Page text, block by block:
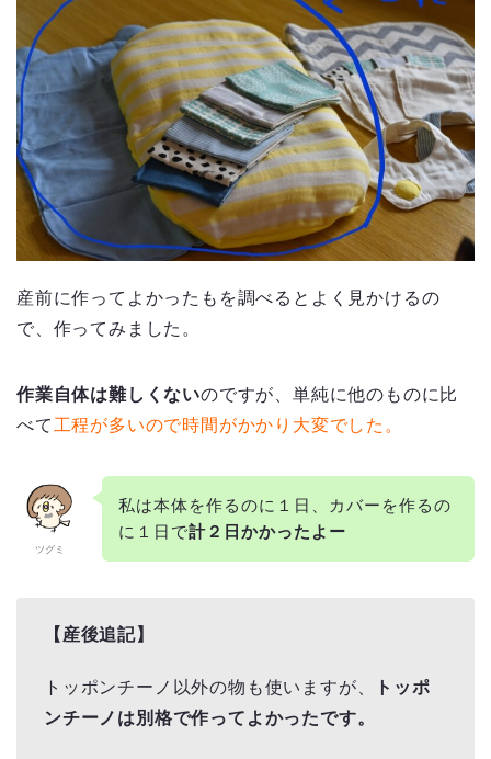
産前に作ってよかったもを調べるとよく見かけるの
で、作ってみました。
作業自体は難しくないのですが、単純に他のものに比
べて工程が多いので時間がかかり大変でした。
ツグミ
私は本体を作るのに１日、カバーを作るの
に１日で計２日かかったよー
【産後追記】
トッポンチーノ以外の物も使いますが、
トッポ
ンチーノは別格で作ってよかったです。